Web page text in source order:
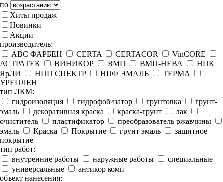
по
Хиты продаж
Новинки
Акции
производитель:
ABC ФАРБЕН
CERTA CERTACOR
VinCORE
АСТРАТЕК
ВИНИКОР ВМП ВМП-НЕВА
НПК
ЯрЛИ
НПП СПЕКТР НПФ ЭМАЛЬ
ТЕРМА
УРЕПЛЕН
тип ЛКМ:
гидроизоляция
гидрофобизатор грунтовка
грунт-
эмаль
декоративная краска краска-грунт
лак
очиститель
пластификатор
преобразователь ржавчины
эмаль
Краска Покрытие грунт эмаль
защитное
покрытие
тип работ:
внутренние работы
наружные работы
специальные
универсальные
антикор комп
объект нанесения: